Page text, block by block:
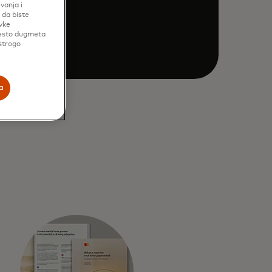
i
da biste
dugmeta